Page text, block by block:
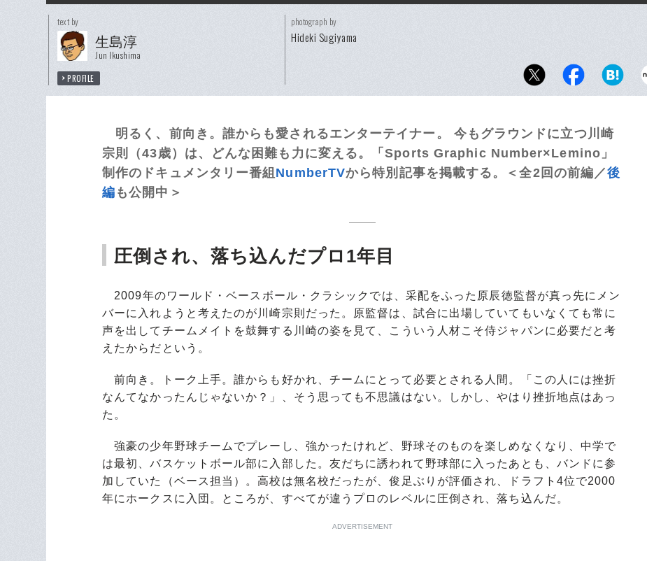
text by
生島淳
Jun Ikushima
PROFILE
photograph by
Hideki Sugiyama
明るく、前向き。誰からも愛されるエンターテイナー。 今もグラウンドに立つ川崎
宗則（43歳）は、どんな困難も力に変える。「Sports Graphic Number×Lemino」
制作のドキュメンタリー番組 NumberTVから特別記事を掲載する。＜全2回の前編／後
編 も公開中＞
圧倒され、落ち込んだプロ1年目
2009年のワールド・ベースボール・クラシックでは、采配をふった原辰徳監督が真っ先にメン
バーに入れようと考えたのが川崎宗則だった。原監督は、試合に出場していてもいなくても常に
声を出してチームメイトを鼓舞する川崎の姿を見て、こういう人材こそ侍ジャパンに必要だと考
えたからだという。
前向き。トーク上手。誰からも好かれ、チームにとって必要とされる人間。「この人には挫折
なんてなかったんじゃないか？」、そう思っても不思議はない。しかし、やはり挫折地点はあっ
た。
強豪の少年野球チームでプレーし、強かったけれど、野球そのものを楽しめなくなり、中学で
は最初、バスケットボール部に入部した。友だちに誘われて野球部に入ったあとも、バンドに参
加していた（ベース担当）。高校は無名校だったが、俊足ぶりが評価され、ドラフト4位で2000
年にホークスに入団。ところが、すべてが違うプロのレベルに圧倒され、落ち込んだ。
ADVERTISEMENT